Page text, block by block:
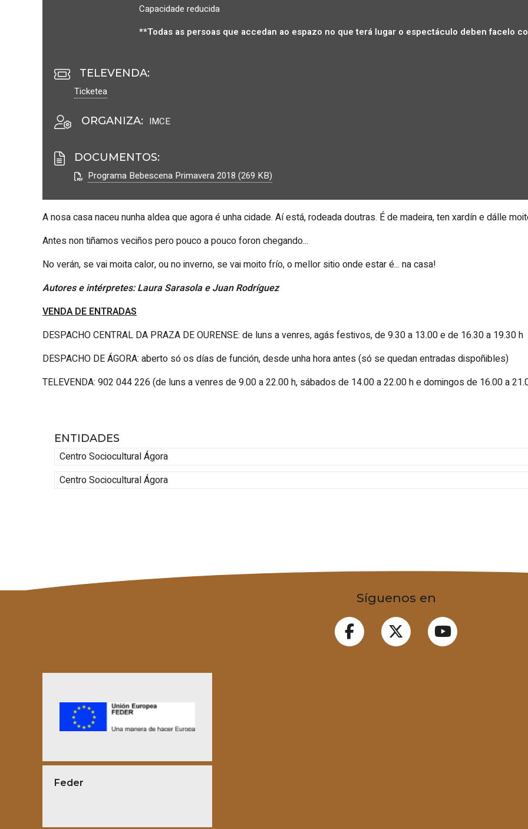
Capacidade reducida
**Todas as persoas que accedan ao espazo no que terá lugar o espectáculo deben facelo
TELEVENDA:
Ticketea
ORGANIZA: IMCE
DOCUMENTOS:
Programa Bebescena Primavera 2018 (269 KB)
A nosa casa naceu nunha aldea que agora é unha cidade. Aí está, rodeada doutras. É de madeira, ten xardín e dálle
Antes non tiñamos veciños pero pouco a pouco foron chegando...
No verán, se vai moita calor, ou no inverno, se vai moito frío, o mellor sitio onde estar é... na casa!
Autores e intérpretes: Laura Sarasola e Juan Rodríguez
VENDA DE ENTRADAS
DESPACHO CENTRAL DA PRAZA DE OURENSE: de luns a venres, agás festivos, de 9.30 a 13.00 e de 16.30 a 19.30 h
DESPACHO DE ÁGORA: aberto só os días de función, desde unha hora antes (só se quedan entradas dispoñibles)
TELEVENDA: 902 044 226 (de luns a venres de 9.00 a 22.00 h, sábados de 14.00 a 22.00 h e domingos de 16.00 a
ENTIDADES
Centro Sociocultural Ágora
Centro Sociocultural Ágora
Síguenos en
Feder